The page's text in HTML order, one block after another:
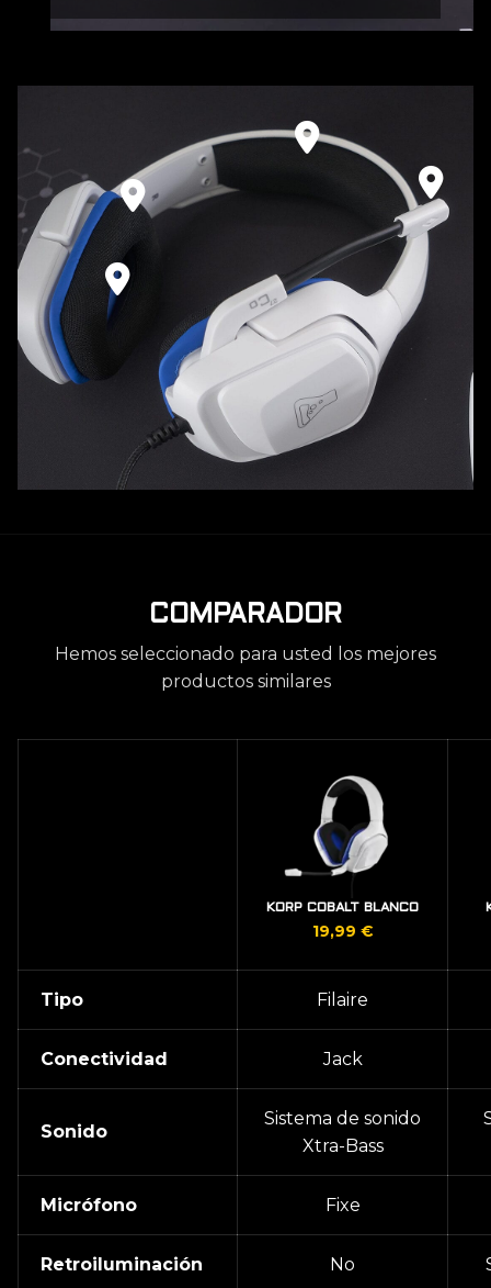
COMPARADOR
Hemos seleccionado para usted los mejores
productos similares
KORP COBALT BLANCO
19,99 €
Tipo Filaire
Conectividad Jack
Sonido
Sistema de sonido
Xtra-Bass
Micrófono Fixe
Retroiluminación No